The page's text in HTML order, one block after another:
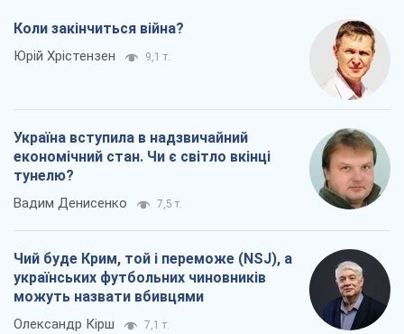
Коли закінчиться війна?
Юрій Хрістензен 9,1 т.
Україна вступила в надзвичайний
економічний стан. Чи є світло вкінці
тунелю?
Вадим Денисенко 7,5 т.
Чий буде Крим, той і переможе (NSJ), а
українських футбольних чиновників
можуть назвати вбивцями
Олександр Кірш 7,1 т.